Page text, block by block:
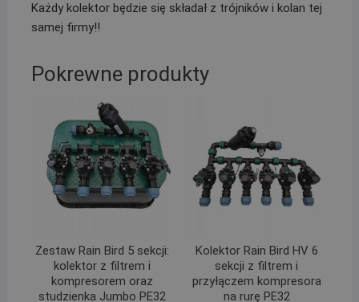
Każdy kolektor będzie się składał z trójników i kolan tej
samej firmy!!
Pokrewne produkty
Zestaw Rain Bird 5 sekcji:
kolektor z filtrem i
kompresorem oraz
studzienka Jumbo PE32
Kolektor Rain Bird HV 6
sekcji z filtrem i
przyłączem kompresora
na rurę PE32